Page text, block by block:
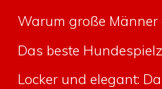
Warum große
Das beste
Locker und elegant: